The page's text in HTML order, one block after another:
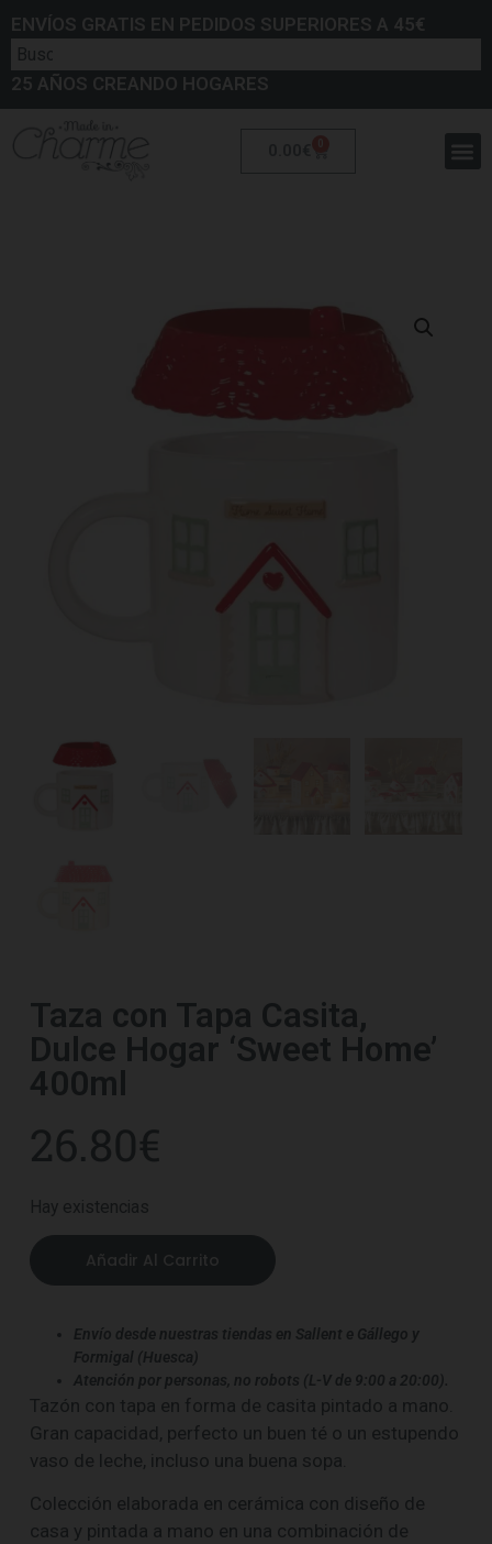
ENVÍOS GRATIS EN PEDIDOS SUPERIORES A 45€
25 AÑOS CREANDO HOGARES
Taza con Tapa Casita,
Dulce Hogar ‘Sweet Home’
400ml
26.80€
Hay existencias
Añadir Al Carrito
Envío desde nuestras tiendas en Sallent e Gállego y
Formigal (Huesca)
Atención por personas, no robots (L-V de 9:00 a 20:00).
Tazón con tapa en forma de casita pintado a mano.
Gran capacidad, perfecto un buen té o un estupendo
vaso de leche, incluso una buena sopa.
Colección elaborada en cerámica con diseño de
casa y pintada a mano en una combinación de